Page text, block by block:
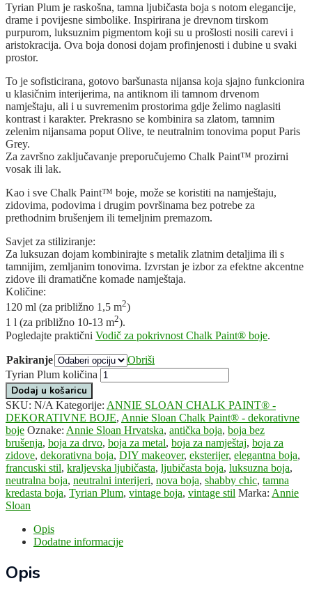
Tyrian Plum je raskošna, tamna ljubičasta boja s notom elegancije,
drame i povijesne simbolike. Inspirirana je drevnom tirskom
purpurom, luksuznim pigmentom koji su u prošlosti nosili carevi i
aristokracija. Ova boja donosi dojam profinjenosti i dubine u svaki
prostor.
To je sofisticirana, gotovo baršunasta nijansa koja sjajno funkcionira
u klasičnim interijerima, na antiknom ili tamnom drvenom
namještaju, ali i u suvremenim prostorima gdje želimo naglasiti
kontrast i karakter. Prekrasno se kombinira sa zlatom, tamnim
zelenim nijansama poput Olive, te neutralnim tonovima poput Paris
Grey.
Za završno zaključavanje preporučujemo Chalk Paint™ prozirni
vosak ili lak.
Kao i sve Chalk Paint™ boje, može se koristiti na namještaju,
zidovima, podovima i drugim površinama bez potrebe za
prethodnim brušenjem ili temeljnim premazom.
Savjet za stiliziranje:
Za luksuzan dojam kombinirajte s metalik zlatnim detaljima ili s
tamnijim, zemljanim tonovima. Izvrstan je izbor za efektne akcentne
zidove ili dramatične komade namještaja.
Količine:
120 ml (za približno 1,5 m2)
1 l (za približno 10-13 m2).
Pogledajte praktični Vodič za pokrivnost Chalk Paint® boje.
Pakiranje
Obriši
Tyrian Plum količina
Dodaj u košaricu
SKU: N/A Kategorije: ANNIE SLOAN CHALK PAINT® -
DEKORATIVNE BOJE, Annie Sloan Chalk Paint® - dekorativne
boje Oznake: Annie Sloan Hrvatska, antička boja, boja bez
brušenja, boja za drvo, boja za metal, boja za namještaj, boja za
zidove, dekorativna boja, DIY makeover, eksterijer, elegantna boja,
francuski stil, kraljevska ljubičasta, ljubičasta boja, luksuzna boja,
neutralna boja, neutralni interijeri, nova boja, shabby chic, tamna
kredasta boja, Tyrian Plum, vintage boja, vintage stil Marka: Annie
Sloan
Opis
Dodatne informacije
Opis